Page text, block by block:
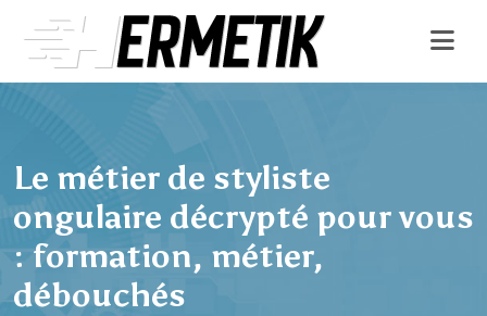
Le métier de styliste
ongulaire décrypté pour vous
: formation, métier,
débouchés